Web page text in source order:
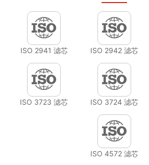
ISO 2941 滤芯 ISO 2942 滤芯
ISO 3723 滤芯 ISO 3724 滤芯
ISO 4572 滤芯